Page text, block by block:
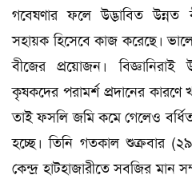
গবেষণার ফলে উদ্ভাবিত
সহায়ক হিসেবে কাজ করেছে।
বীজের প্রয়োজন।
কৃষকদের পরামর্শ প্রদানের কারণে
তাই ফসলি জমি কমে গেলেও
হচ্ছে। তিনি গতকাল শুক্রবার
কেন্দ্র হাটহাজারীতে সবজির